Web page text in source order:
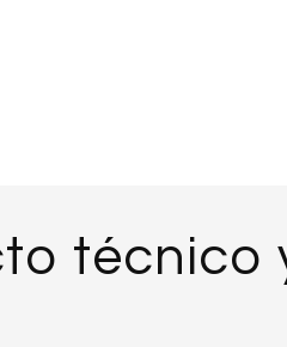
técnico